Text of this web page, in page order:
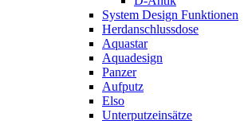
System Design Funktionen
Herdanschlussdose
Aquastar
Aquadesign
Panzer
Aufputz
Elso
Unterputzeinsätze